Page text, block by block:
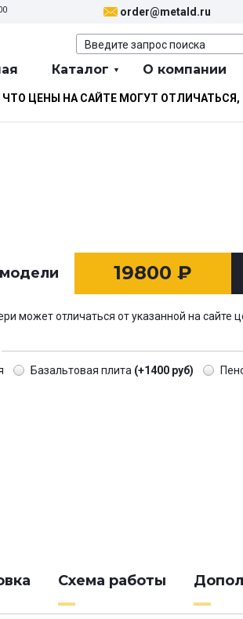
order@metald.ru
Каталог О компании
ЦЕНЫ НА САЙТЕ МОГУТ
19800 ₽
может отличаться от указанной на сайте
Базальтовая плита (+1400 руб)
Схема работы